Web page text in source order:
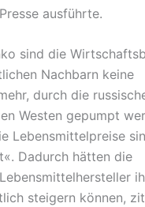
ausführte.
sind die
Nachbarn keine
durch die
Westen gepumpt
Lebensmittelpreise
Dadurch hätten die
steigern können,